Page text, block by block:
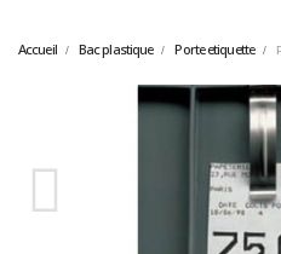
Accueil Bac plastique Porte etiquette